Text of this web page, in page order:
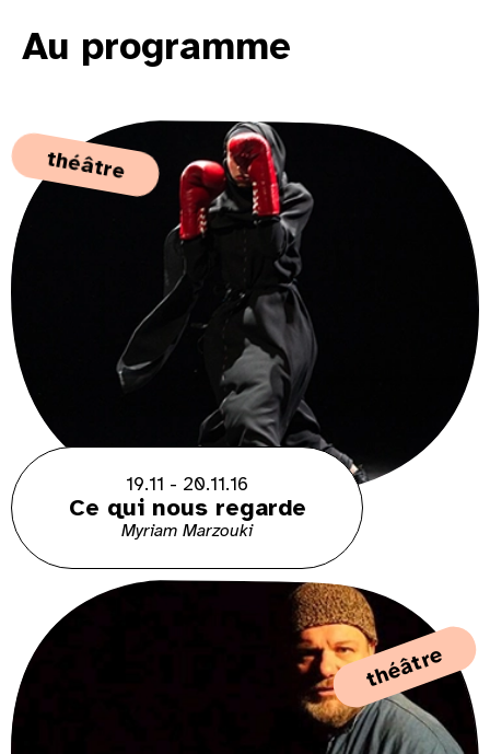
Au programme
théâtre
19.11 - 20.11.16
Ce qui nous regarde
Myriam Marzouki
théâtre